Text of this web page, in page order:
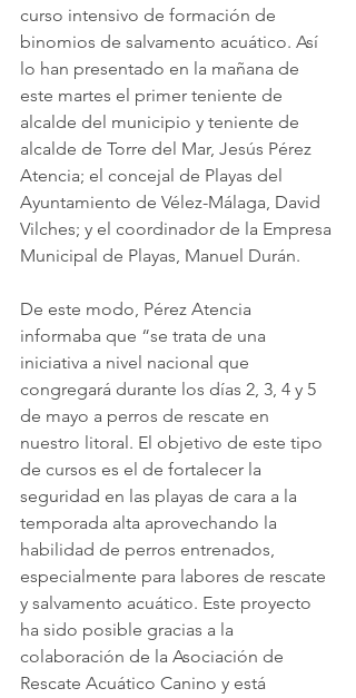
curso intensivo de formación de
binomios de salvamento acuático. Así
lo han presentado en la mañana de
este martes el primer teniente de
alcalde del municipio y teniente de
alcalde de Torre del Mar, Jesús Pérez
Atencia; el concejal de Playas del
Ayuntamiento de Vélez-Málaga, David
Vilches; y el coordinador de la Empresa
Municipal de Playas, Manuel Durán.
De este modo, Pérez Atencia
informaba que “se trata de una
iniciativa a nivel nacional que
congregará durante los días 2, 3, 4 y 5
de mayo a perros de rescate en
nuestro litoral. El objetivo de este tipo
de cursos es el de fortalecer la
seguridad en las playas de cara a la
temporada alta aprovechando la
habilidad de perros entrenados,
especialmente para labores de rescate
y salvamento acuático. Este proyecto
ha sido posible gracias a la
colaboración de la Asociación de
Rescate Acuático Canino y está